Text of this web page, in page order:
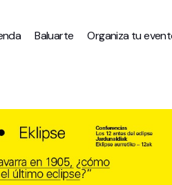
Baluarte Organiza tu